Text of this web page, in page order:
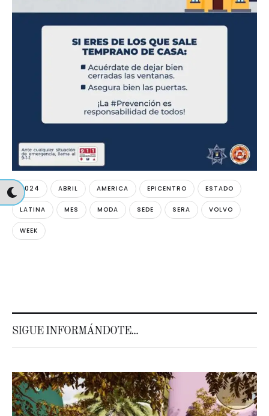
2024 ABRIL AMERICA EPICENTRO ESTADO
LATINA MES MODA SEDE SERA VOLVO
WEEK
SIGUE INFORMÁNDOTE...